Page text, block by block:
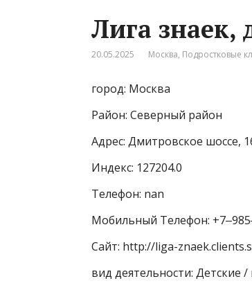
Лига знаек,
20.05.2025 Москва, Подростковые
город: Москва
Район: Северный район
Адрес: Дмитровское шоссе,
Индекс: 127204.0
Телефон: nan
Мобильный Телефон:
Сайт: http://liga-
вид деятельности: Детские